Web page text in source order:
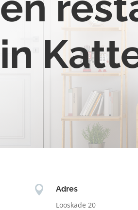
in

Adres
Looskade 20